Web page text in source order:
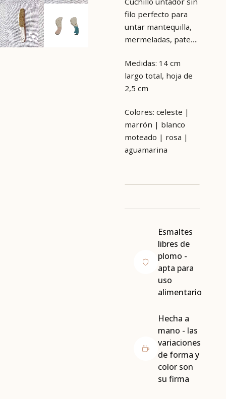
filo perfecto para
untar mantequilla,
mermeladas, pate….
Medidas: 14 cm
largo total, hoja de
2,5 cm
Colores: celeste |
marrón | blanco
moteado | rosa |
aguamarina
Esmaltes
libres de
plomo -
apta para
uso
alimentario
Hecha a
mano - las
variaciones
de forma y
color son
su firma